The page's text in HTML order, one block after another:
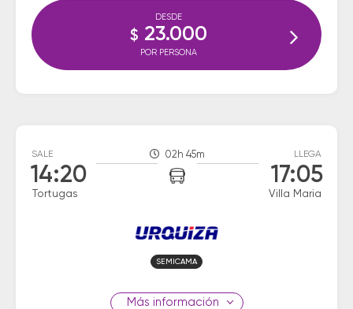
DESDE
$ 23.000
POR PERSONA
SALE
14:20
Tortugas
02h 45m LLEGA
17:05
Villa Maria
SEMICAMA
información